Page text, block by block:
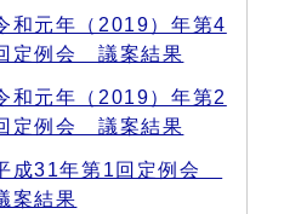
和元年（2019）年第4
定例会 議案結果
和元年（2019）年第2
定例会 議案結果
成31年第1回定例会
案結果